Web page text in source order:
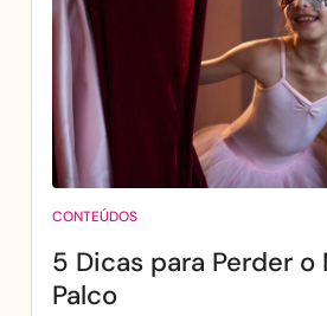
CONTEÚDOS
5 Dicas para Perder o
Palco